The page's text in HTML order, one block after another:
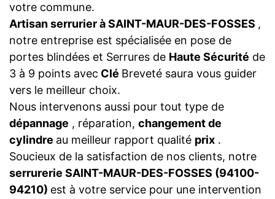
votre commune.
Artisan serrurier à SAINT-MAUR-DES-FOSSES ,
notre entreprise est spécialisée en pose de
portes blindées et Serrures de Haute Sécurité de
3 à 9 points avec Clé Breveté saura vous guider
vers le meilleur choix.
Nous intervenons aussi pour tout type de
dépannage , réparation, changement de
cylindre au meilleur rapport qualité prix .
Soucieux de la satisfaction de nos clients, notre
serrurerie SAINT-MAUR-DES-FOSSES (94100-
94210) est à votre service pour une intervention